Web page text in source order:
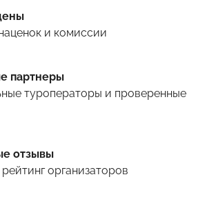
и комиссии
партнеры
туроператоры и проверенные
отзывы
организаторов